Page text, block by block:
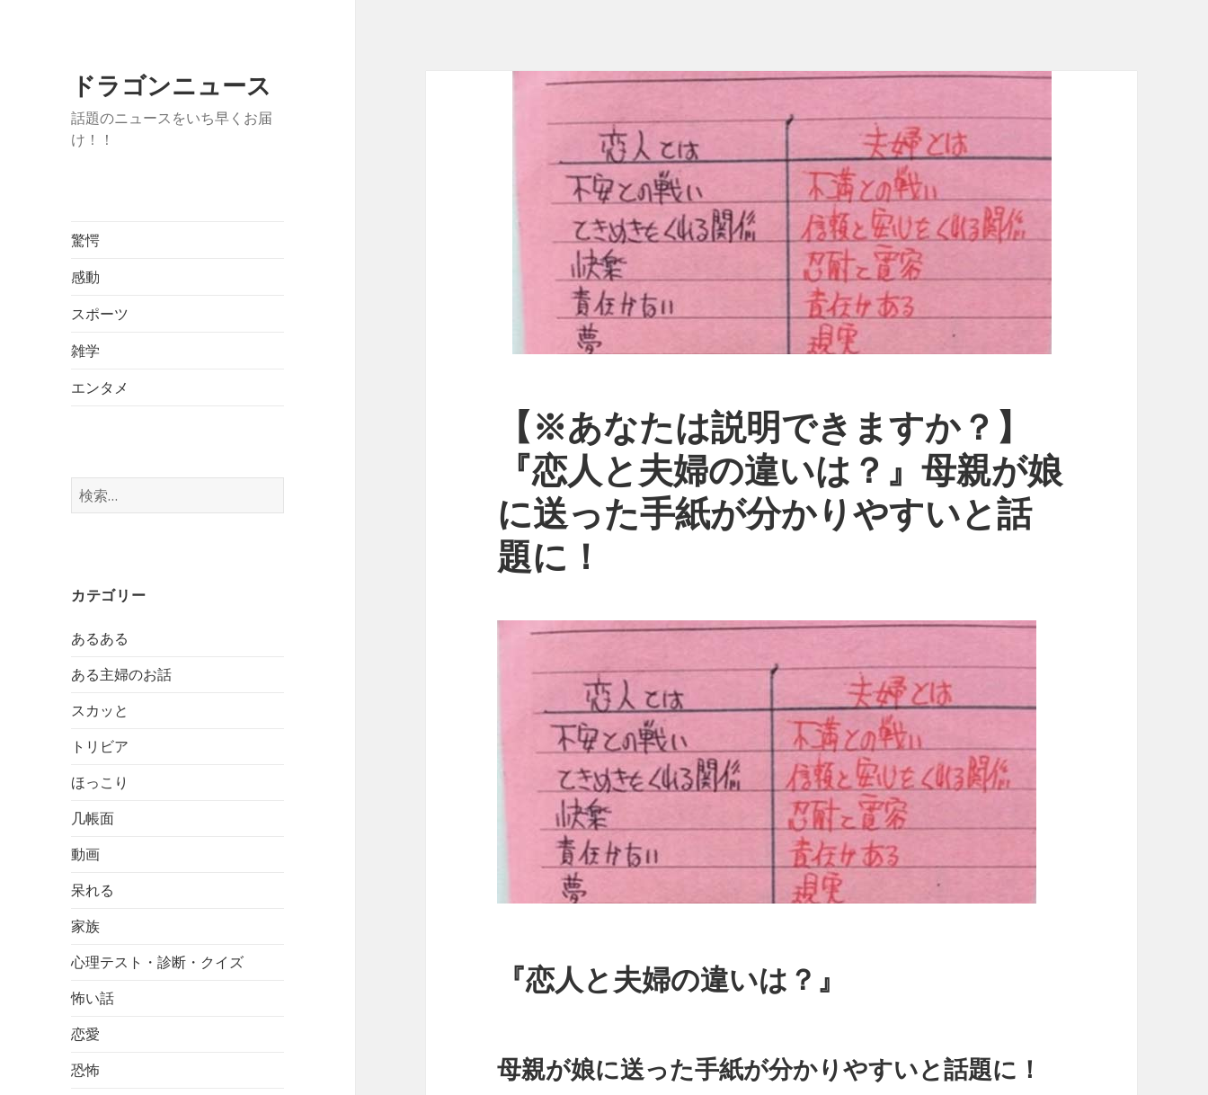
ドラゴンニュース
話題のニュースをいち早くお届
け！！
驚愕
感動
スポーツ
雑学
エンタメ
検
索:
カテゴリー
あるある
ある主婦のお話
スカッと
トリビア
ほっこり
几帳面
動画
呆れる
家族
心理テスト・診断・クイズ
怖い話
恋愛
恐怖
【※あなたは説明できますか？】
『恋人と夫婦の違いは？』母親が娘
に送った手紙が分かりやすいと話
題に！
『恋人と夫婦の違いは？』
母親が娘に送った手紙が分かりやすいと話題に！